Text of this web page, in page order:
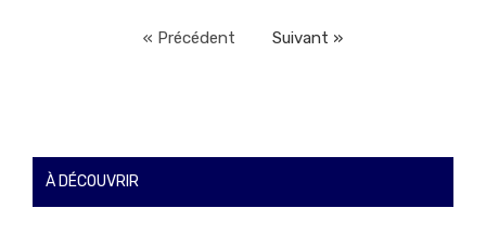
« Précédent Suivant »
À DÉCOUVRIR